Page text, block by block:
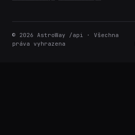
© 2026 AstroWay /api · Všechna
práva vyhrazena